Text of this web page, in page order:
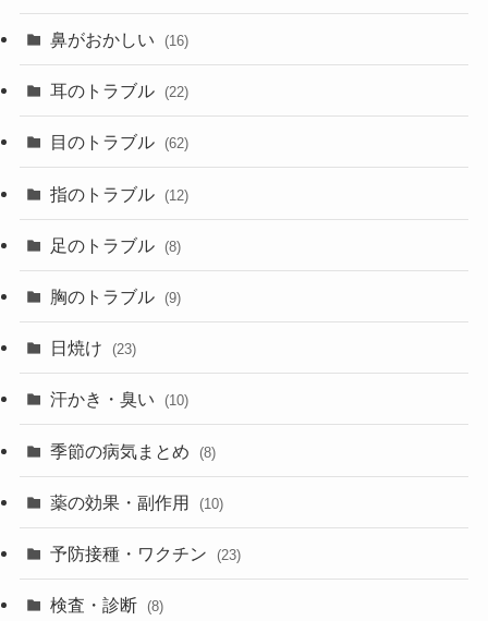
鼻がおかしい (16)
耳のトラブル (22)
目のトラブル (62)
指のトラブル (12)
足のトラブル (8)
胸のトラブル (9)
日焼け (23)
汗かき・臭い (10)
季節の病気まとめ (8)
薬の効果・副作用 (10)
予防接種・ワクチン (23)
検査・診断 (8)